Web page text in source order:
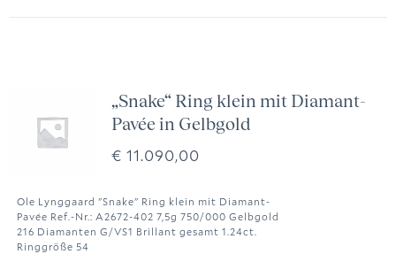
„Snake“ Ring klein mit Diamant-
Pavée in Gelbgold
€ 11.090,00
Ole Lynggaard "Snake" Ring klein mit Diamant-
Pavée Ref.-Nr.: A2672-402 7,5g 750/000 Gelbgold
216 Diamanten G/VS1 Brillant gesamt 1.24ct.
Ringgröße 54